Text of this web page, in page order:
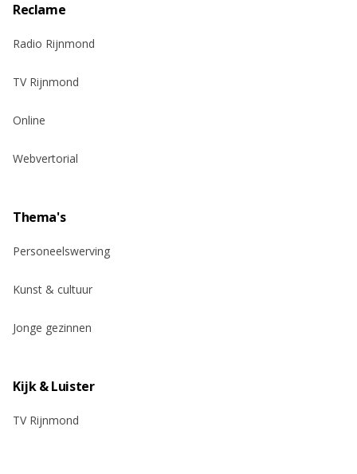
Reclame
Radio Rijnmond
TV Rijnmond
Online
Webvertorial
Thema's
Personeelswerving
Kunst & cultuur
Jonge gezinnen
Kijk & Luister
TV Rijnmond